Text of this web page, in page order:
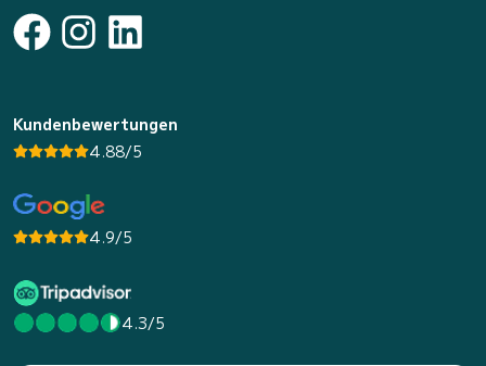
Kundenbewertungen
4.88/5
4.9/5
4.3/5